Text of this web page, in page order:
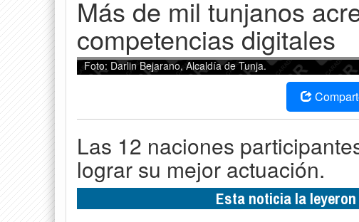
Más de mil tunjanos
competencias digitales
Foto: Darlin Bejarano, Alcaldía de Tunja.
Las 12 naciones
lograr su mejor actuación.
Esta noticia la